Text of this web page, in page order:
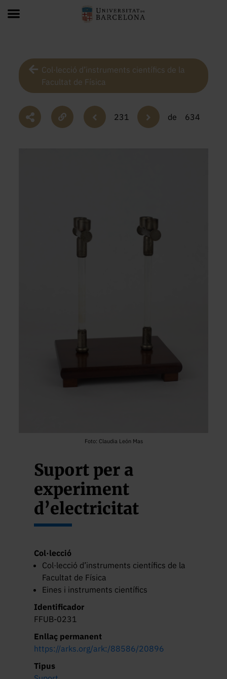
Col·lecció d’instruments científics de la
Facultat de Física
231 de 634
Foto: Claudia León Mas
Suport per a
experiment
d’electricitat
Col·lecció
Col·lecció d’instruments científics de la
Facultat de Física
Eines i instruments científics
Identificador
FFUB-0231
Enllaç permanent
https://arks.org/ark:/88586/20896
Tipus